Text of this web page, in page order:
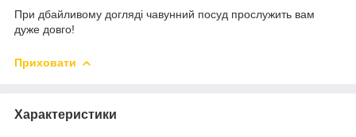
При дбайливому догляді чавунний посуд прослужить вам
дуже довго!
Приховати
Характеристики